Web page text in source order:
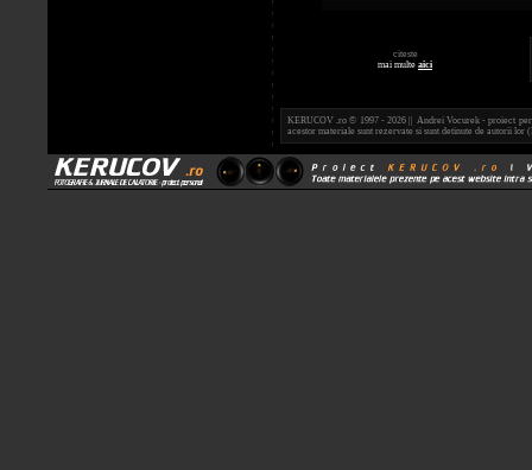
citeste
mai multe aici
KERUCOV .ro © 1997 - 2026 || Andrei Vocurek - proiect
acestor materiale sunt rezervate si sunt detinute de autorii